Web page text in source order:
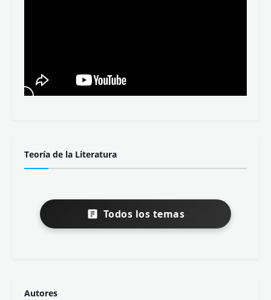
Teoría de la Literatura
Todos los temas
Autores